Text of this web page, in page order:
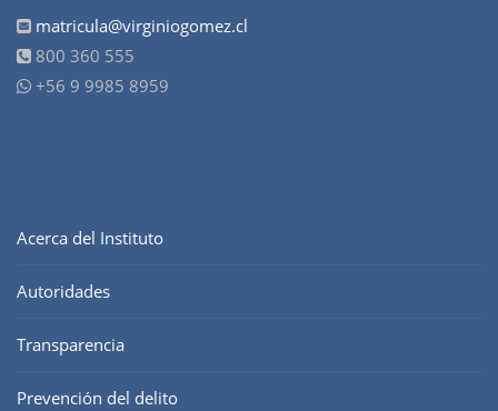
matricula@virginiogomez.cl
800 360 555
+56 9 9985 8959
Acerca del Instituto
Autoridades
Transparencia
Prevención del delito